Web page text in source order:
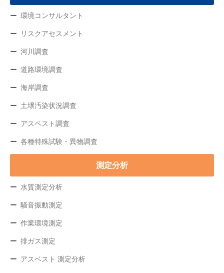
環境コンサルタント
リスクアセスメント
河川調査
道路環境調査
海岸調査
土壌汚染状況調査
アスベスト調査
各種特殊試験・異物調査
測定分析
水質測定分析
騒音振動測定
作業環境測定
排ガス測定
アスベスト 測定分析